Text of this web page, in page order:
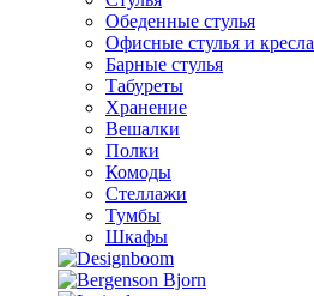
Обеденные стулья
Офисные стулья и кресла
Барные стулья
Табуреты
Хранение
Вешалки
Полки
Комоды
Стеллажи
Тумбы
Шкафы